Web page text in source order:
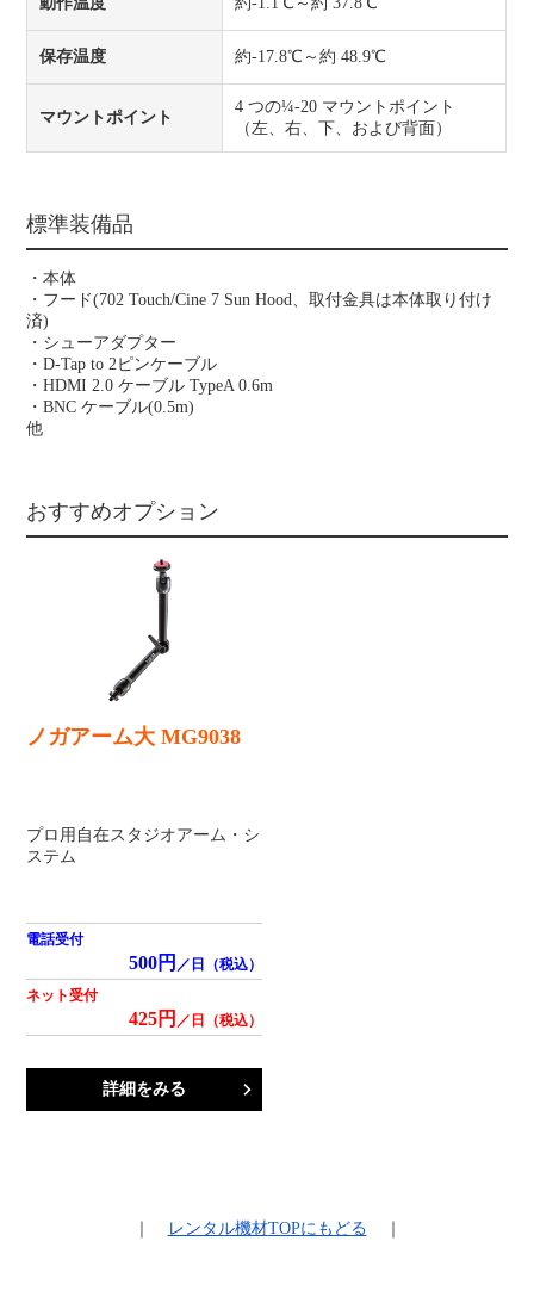
保存温度 約-17.8℃～約 48.9℃
マウントポイント
4 つの¼-20 マウントポイント
（左、右、下、および背面）
標準装備品
・本体
・フード(702 Touch/Cine 7 Sun Hood、取付金具は本体取り付け
済)
・シューアダプター
・D-Tap to 2ピンケーブル
・HDMI 2.0 ケーブル TypeA 0.6m
・BNC ケーブル(0.5m)
他
おすすめオプション
ノガアーム大 MG9038
プロ用自在スタジオアーム・シ
ステム
電話受付
500円 ／日（税込）
ネット受付
425円 ／日（税込）
詳細をみる
レンタル機材TOPにもどる